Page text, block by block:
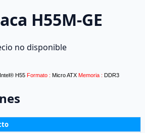
H55M-GE
no disponible
Intel® H55 Formato : Micro ATX Memoria : DDR3